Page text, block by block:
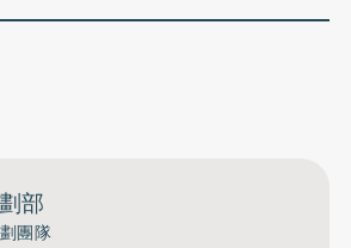
部
團隊